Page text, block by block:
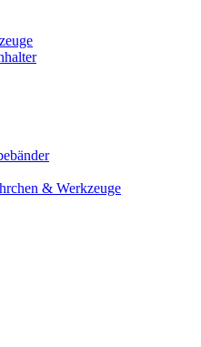
& Werkzeuge